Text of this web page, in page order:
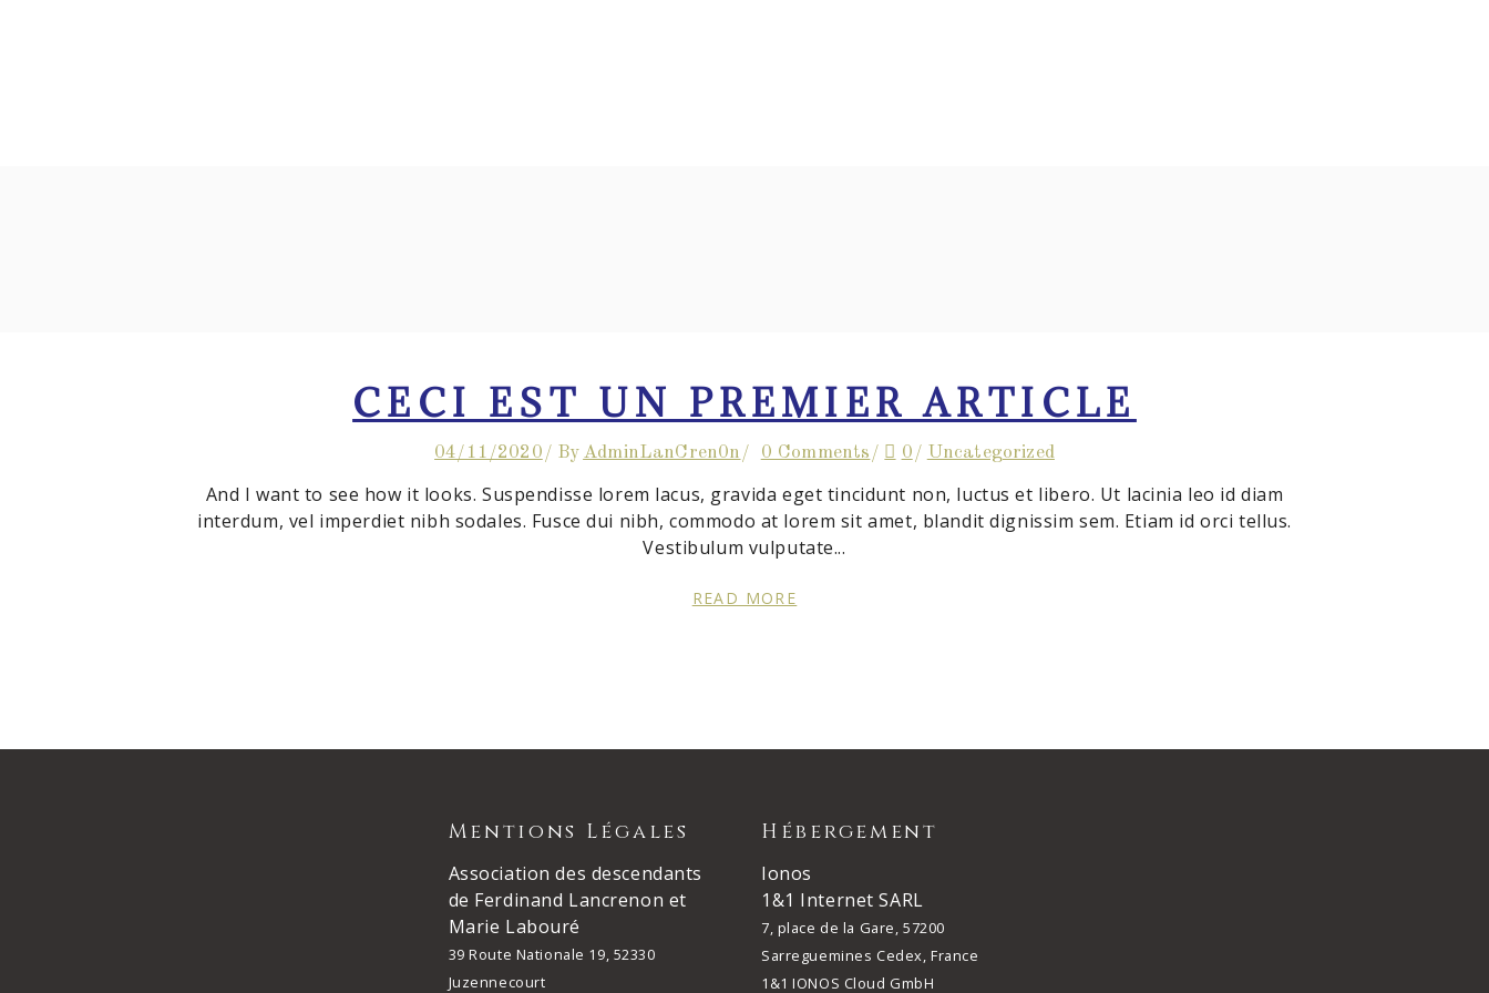
CECI EST UN PREMIER ARTICLE
04/11/2020 By AdminLanCren0n 0 Comments 0 Uncategorized
And I want to see how it looks. Suspendisse lorem lacus, gravida eget tincidunt non, luctus et libero. Ut lacinia leo id diam
interdum, vel imperdiet nibh sodales. Fusce dui nibh, commodo at lorem sit amet, blandit dignissim sem. Etiam id orci tellus.
Vestibulum vulputate
READ MORE
Mentions Légales
Association des descendants
de Ferdinand Lancrenon et
Marie Labouré
39 Route Nationale 19, 52330
Juzennecourt
Hébergement
Ionos
1&1 Internet SARL
7, place de la Gare, 57200
Sarreguemines Cedex, France
1&1 IONOS Cloud GmbH